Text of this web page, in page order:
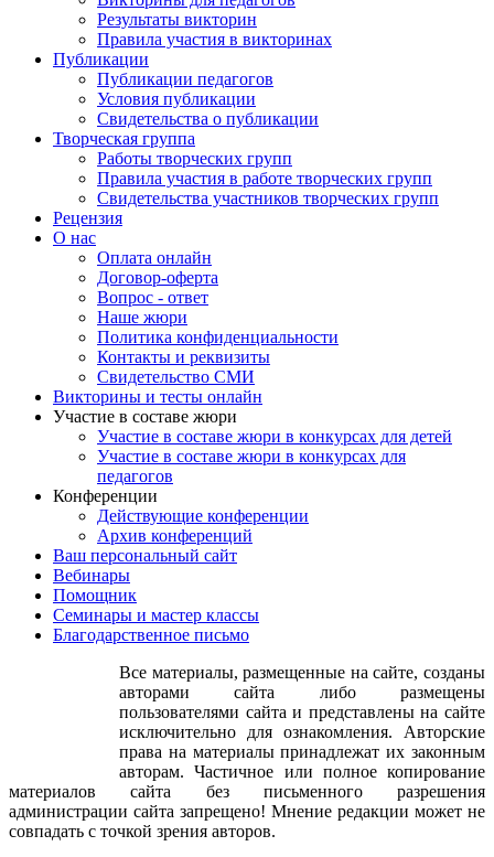
Результаты викторин
Правила участия в викторинах
Публикации
Публикации педагогов
Условия публикации
Свидетельства о публикации
Творческая группа
Работы творческих групп
Правила участия в работе творческих групп
Свидетельства участников творческих групп
Рецензия
О нас
Оплата онлайн
Договор-оферта
Вопрос - ответ
Наше жюри
Политика конфиденциальности
Контакты и реквизиты
Свидетельство СМИ
Викторины и тесты онлайн
Участие в составе жюри
Участие в составе жюри в конкурсах для детей
Участие в составе жюри в конкурсах для
педагогов
Конференции
Действующие конференции
Архив конференций
Ваш персональный сайт
Вебинары
Помощник
Семинары и мастер классы
Благодарственное письмо
Все материалы, размещенные на сайте, созданы
авторами сайта либо размещены
пользователями сайта и представлены на сайте
исключительно для ознакомления. Авторские
права на материалы принадлежат их законным
авторам. Частичное или полное копирование
материалов сайта без письменного разрешения
администрации сайта запрещено! Мнение редакции может не
совпадать с точкой зрения авторов.